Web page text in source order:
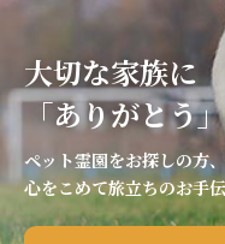
大切な家族に
「ありがとう
ペット霊園をお探しの方
心をこめて旅立ちのお手